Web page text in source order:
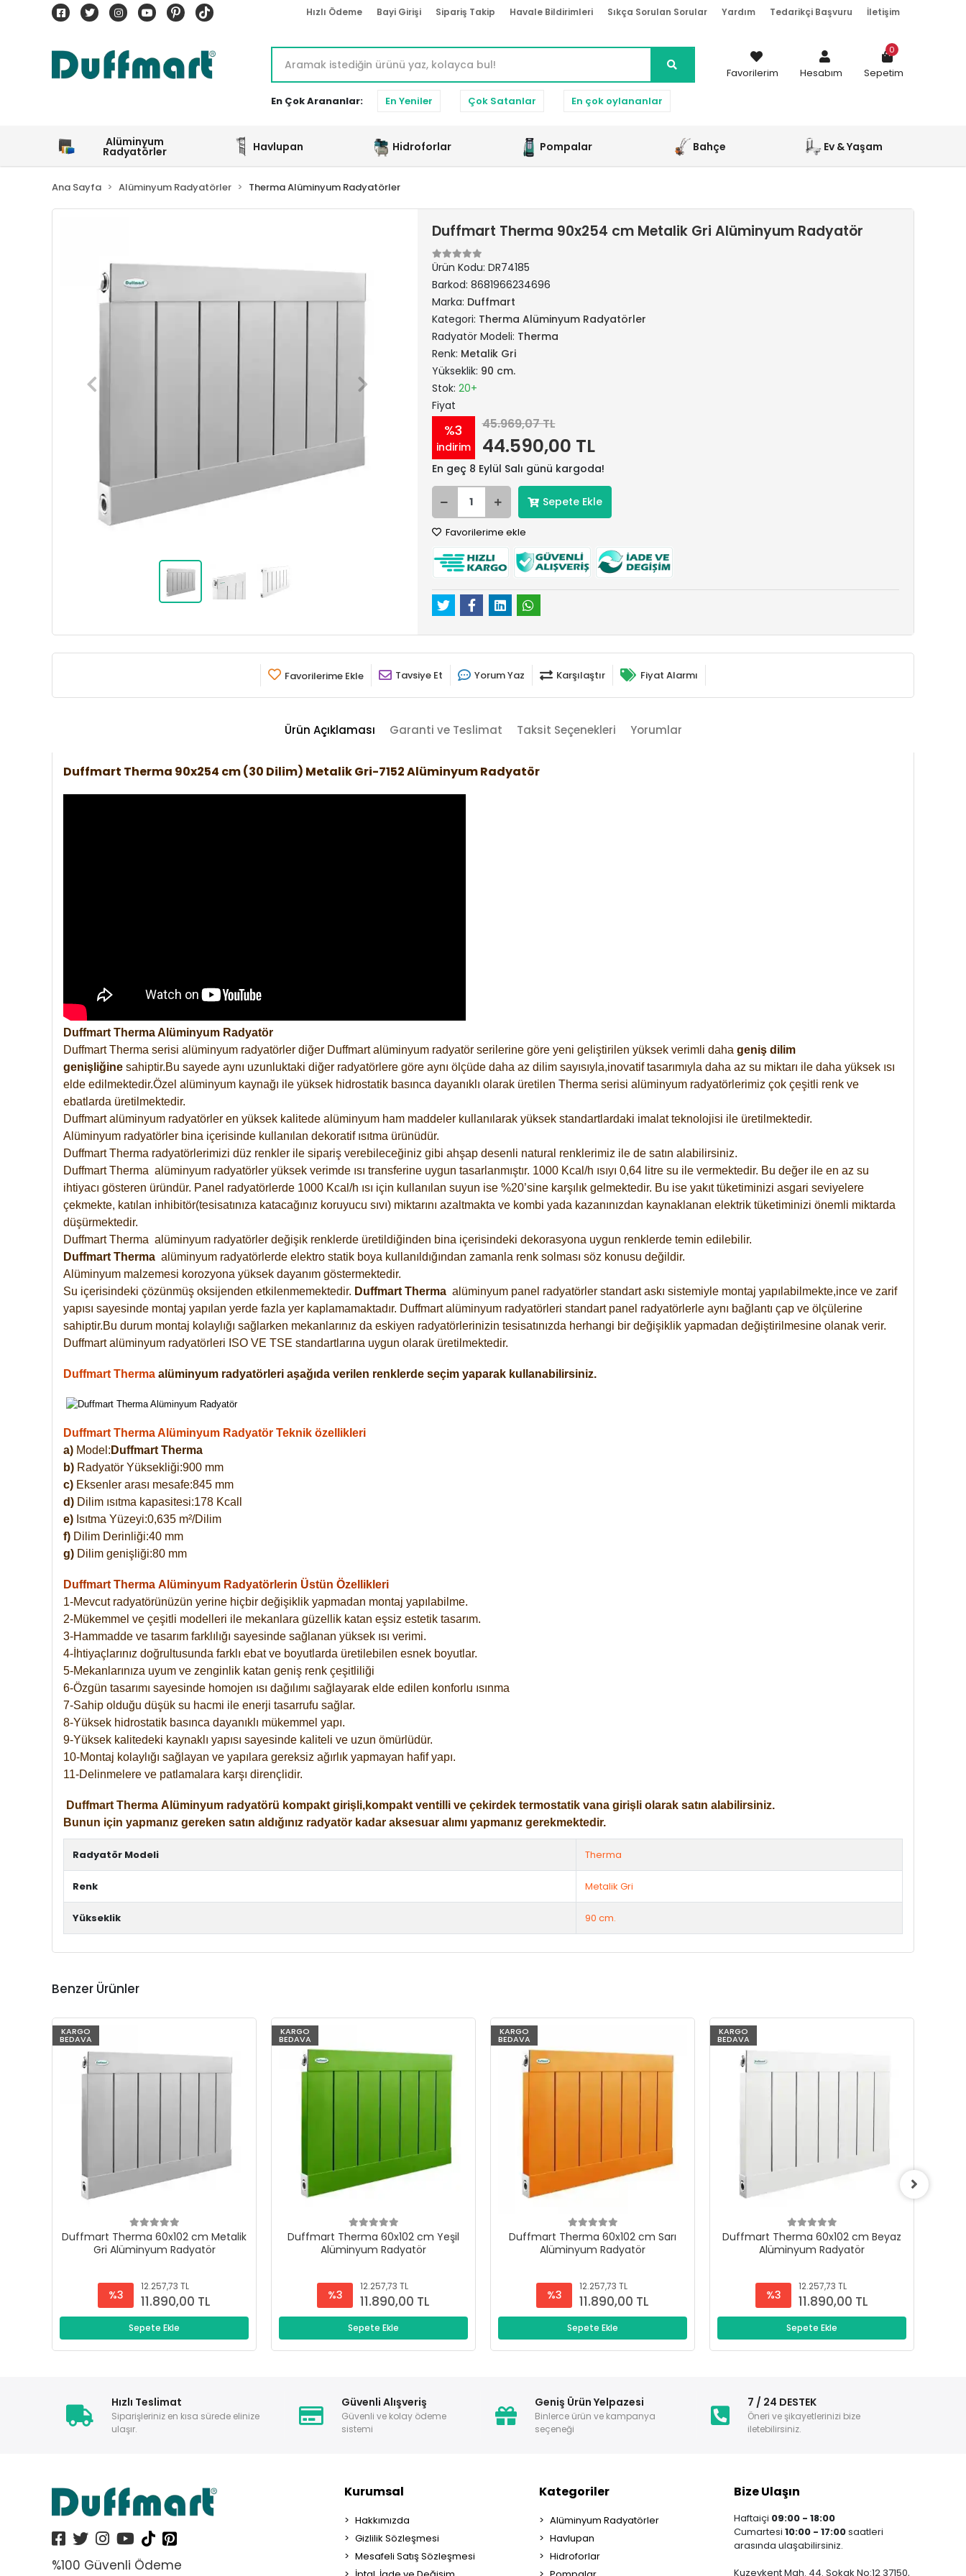
Hızlı Ödeme Bayi Girişi Sipariş Takip Havale Bildirimleri Sıkça Sorulan Sorular Yardım Tedarikçi Başvuru İletişim
En Çok Arananlar: En Yeniler Çok Satanlar En çok oylananlar
Favorilerim Hesabım Sepetim
0
Alüminyum
Radyatörler Havlupan Hidroforlar Pompalar Bahçe Ev & Yaşam
Ana Sayfa Alüminyum Radyatörler Therma Alüminyum Radyatörler
Duffmart Therma 90x254 cm Metalik Gri Alüminyum Radyatör
Ürün Kodu: DR74185
Barkod: 8681966234696
Marka: Duffmart
Kategori: Therma Alüminyum Radyatörler
Radyatör Modeli: Therma
Renk: Metalik Gri
Yükseklik: 90 cm.
Stok: 20+
Fiyat
%3
indirim
45.969,07 TL
44.590,00 TL
En geç 8 Eylül Salı günü kargoda!
Sepete Ekle
Favorilerime ekle
Favorilerime Ekle Tavsiye Et Yorum Yaz Karşılaştır Fiyat Alarmı
Ürün Açıklaması Garanti ve Teslimat Taksit Seçenekleri Yorumlar
Duffmart Therma 90x254 cm (30 Dilim) Metalik Gri-7152 Alüminyum Radyatör
Duffmart Therma Alüminyum Radyatör
Duffmart Therma serisi alüminyum radyatörler diğer Duffmart alüminyum radyatör serilerine göre yeni geliştirilen yüksek verimli daha geniş dilim
genişliğine sahiptir.Bu sayede aynı uzunluktaki diğer radyatörlere göre aynı ölçüde daha az dilim sayısıyla,inovatif tasarımıyla daha az su miktarı ile daha yüksek ısı
elde edilmektedir.Özel alüminyum kaynağı ile yüksek hidrostatik basınca dayanıklı olarak üretilen Therma serisi alüminyum radyatörlerimiz çok çeşitli renk ve
ebatlarda üretilmektedir.
Duffmart alüminyum radyatörler en yüksek kalitede alüminyum ham maddeler kullanılarak yüksek standartlardaki imalat teknolojisi ile üretilmektedir.
Alüminyum radyatörler bina içerisinde kullanılan dekoratif ısıtma ürünüdür.
Duffmart Therma radyatörlerimizi düz renkler ile sipariş verebileceğiniz gibi ahşap desenli natural renklerimiz ile de satın alabilirsiniz.
Duffmart Therma alüminyum radyatörler yüksek verimde ısı transferine uygun tasarlanmıştır. 1000 Kcal/h ısıyı 0,64 litre su ile vermektedir. Bu değer ile en az su
ihtiyacı gösteren üründür. Panel radyatörlerde 1000 Kcal/h ısı için kullanılan suyun ise %20’sine karşılık gelmektedir. Bu ise yakıt tüketiminizi asgari seviyelere
çekmekte, katılan inhibitör(tesisatınıza katacağınız koruyucu sıvı) miktarını azaltmakta ve kombi yada kazanınızdan kaynaklanan elektrik tüketiminizi önemli miktarda
düşürmektedir.
Duffmart Therma alüminyum radyatörler değişik renklerde üretildiğinden bina içerisindeki dekorasyona uygun renklerde temin edilebilir.
Duffmart Therma alüminyum radyatörlerde elektro statik boya kullanıldığından zamanla renk solması söz konusu değildir.
Alüminyum malzemesi korozyona yüksek dayanım göstermektedir.
Su içerisindeki çözünmüş oksijenden etkilenmemektedir. Duffmart Therma alüminyum panel radyatörler standart askı sistemiyle montaj yapılabilmekte,ince ve zarif
yapısı sayesinde montaj yapılan yerde fazla yer kaplamamaktadır. Duffmart alüminyum radyatörleri standart panel radyatörlerle aynı bağlantı çap ve ölçülerine
sahiptir.Bu durum montaj kolaylığı sağlarken mekanlarınız da eskiyen radyatörlerinizin tesisatınızda herhangi bir değişiklik yapmadan değiştirilmesine olanak verir.
Duffmart alüminyum radyatörleri ISO VE TSE standartlarına uygun olarak üretilmektedir.
Duffmart Therma alüminyum radyatörleri aşağıda verilen renklerde seçim yaparak kullanabilirsiniz.
Duffmart Therma Alüminyum Radyatör Teknik özellikleri
a) Model: Duffmart Therma
b) Radyatör Yüksekliği:900 mm
c) Eksenler arası mesafe:845 mm
d) Dilim ısıtma kapasitesi:178 Kcall
e) Isıtma Yüzeyi:0,635 m²/Dilim
f) Dilim Derinliği:40 mm
g) Dilim genişliği:80 mm
Duffmart Therma Alüminyum Radyatörlerin Üstün Özellikleri
1-Mevcut radyatörünüzün yerine hiçbir değişiklik yapmadan montaj yapılabilme.
2-Mükemmel ve çeşitli modelleri ile mekanlara güzellik katan eşsiz estetik tasarım.
3-Hammadde ve tasarım farklılığı sayesinde sağlanan yüksek ısı verimi.
4-İhtiyaçlarınız doğrultusunda farklı ebat ve boyutlarda üretilebilen esnek boyutlar.
5-Mekanlarınıza uyum ve zenginlik katan geniş renk çeşitliliği
6-Özgün tasarımı sayesinde homojen ısı dağılımı sağlayarak elde edilen konforlu ısınma
7-Sahip olduğu düşük su hacmi ile enerji tasarrufu sağlar.
8-Yüksek hidrostatik basınca dayanıklı mükemmel yapı.
9-Yüksek kalitedeki kaynaklı yapısı sayesinde kaliteli ve uzun ömürlüdür.
10-Montaj kolaylığı sağlayan ve yapılara gereksiz ağırlık yapmayan hafif yapı.
11-Delinmelere ve patlamalara karşı dirençlidir.
Duffmart Therma Alüminyum radyatörü kompakt girişli,kompakt ventilli ve çekirdek termostatik vana girişli olarak satın alabilirsiniz.
Bunun için yapmanız gereken satın aldığınız radyatör kadar aksesuar alımı yapmanız gerekmektedir.
Radyatör Modeli Therma
Renk Metalik Gri
Yükseklik 90 cm.
Benzer Ürünler
KARGO
BEDAVA
Duffmart Therma 60x102 cm Metalik
Gri Alüminyum Radyatör
%3
12.257,73 TL
11.890,00 TL
Sepete Ekle
KARGO
BEDAVA
Duffmart Therma 60x102 cm Yeşil
Alüminyum Radyatör
%3
12.257,73 TL
11.890,00 TL
Sepete Ekle
KARGO
BEDAVA
Duffmart Therma 60x102 cm Sarı
Alüminyum Radyatör
%3
12.257,73 TL
11.890,00 TL
Sepete Ekle
KARGO
BEDAVA
Duffmart Therma 60x102 cm Beyaz
Alüminyum Radyatör
%3
12.257,73 TL
11.890,00 TL
Sepete Ekle
Hızlı Teslimat
Siparişleriniz en kısa sürede elinize
ulaşır.
Güvenli Alışveriş
Güvenli ve kolay ödeme
sistemi
Geniş Ürün Yelpazesi
Binlerce ürün ve kampanya
seçeneği
7 / 24 DESTEK
Öneri ve şikayetlerinizi bize
iletebilirsiniz.
%100 Güvenli Ödeme
Kurumsal
Hakkımızda
Gizlilik Sözleşmesi
Mesafeli Satış Sözleşmesi
Kategoriler
Alüminyum Radyatörler
Havlupan
Hidroforlar
Bize Ulaşın
Haftaiçi 09:00 - 18:00
Cumartesi 10:00 - 17:00saatleri
arasında ulaşabilirsiniz.
Kuzeykent Mah. 44. Sokak No:12 37150,